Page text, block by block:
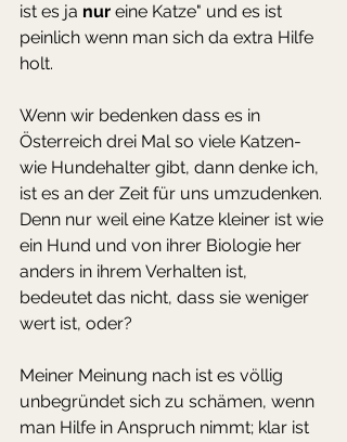
ist es ja nur eine Katze" und es ist
peinlich wenn man sich da extra Hilfe
holt.
Wenn wir bedenken dass es in
Österreich drei Mal so viele Katzen-
wie Hundehalter gibt, dann denke ich,
ist es an der Zeit für uns umzudenken.
Denn nur weil eine Katze kleiner ist wie
ein Hund und von ihrer Biologie her
anders in ihrem Verhalten ist,
bedeutet das nicht, dass sie weniger
wert ist, oder?
Meiner Meinung nach ist es völlig
unbegründet sich zu schämen, wenn
man Hilfe in Anspruch nimmt; klar ist